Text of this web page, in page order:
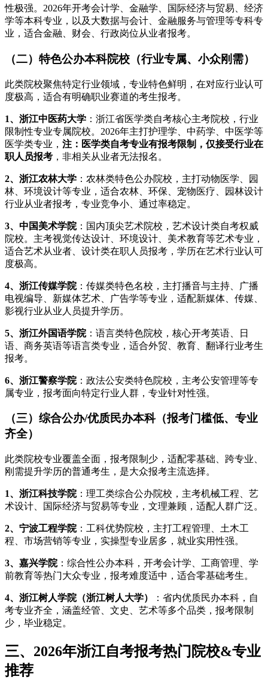
性极强。2026年开考会计学、金融学、国际经济与贸易、经济
学等本科专业，以及大数据与会计、金融服务与管理等专科专
业，适合金融、财会、行政岗位从业者报考。
（二）特色公办本科院校（行业专属、小众刚需）
此类院校聚焦特定行业领域，专业特色鲜明，在对应行业认可
度极高，适合有明确职业赛道的考生报考。
1、浙江中医药大学 ：浙江省医学类自考核心主考院校，行业
限制性专业专属院校。2026年主打护理学、中药学、中医学等
医学类专业， 注：医学类自考专业有报考限制，仅接受行业在
职人员报考 ，非相关从业者无法报名。
2、浙江农林大学 ：农林类特色公办院校，主打动物医学、园
林、环境设计等专业，适合农林、环保、宠物医疗、园林设计
行业从业者报考，专业竞争小、通过率稳定。
3、中国美术学院：国内顶尖艺术院校，艺术设计类自考权威
院校。主考视觉传达设计、环境设计、美术教育等艺术专业，
适合艺术从业者、设计类在职人员报考，学历在艺术行业认可
度极高。
4、浙江传媒学院：传媒类特色名校，主打播音与主持、广播
电视编导、新媒体艺术、广告学等专业，适配新媒体、传媒、
影视行业从业人员提升学历。
5、浙江外国语学院：语言类特色院校，核心开考英语、日
语、商务英语等语言类专业，适合外贸、教育、翻译行业考生
报考。
6、浙江警察学院：政法公安类特色院校，主考公安管理等专
属专业，报考面向特定行业人群，专业针对性强。
（三）综合公办/优质民办本科（报考门槛低、专业
齐全）
此类院校专业覆盖全面，报考限制少，适配零基础、跨专业、
刚需提升学历的普通考生，是大众报考主流选择。
1、浙江科技学院：理工类综合公办院校，主考机械工程、艺
术设计、国际经济与贸易等专业，文理兼顾，适配人群广泛。
2、宁波工程学院：工科优势院校，主打工程管理、土木工
程、市场营销等专业，实操型专业居多，就业实用性强。
3、嘉兴学院：综合性公办本科，开考会计学、工商管理、学
前教育等热门大众专业，报考难度适中，适合零基础考生。
4、浙江树人学院（浙江树人大学）
：省内优质民办本科，自
考专业齐全，涵盖经管、文史、艺术等多个品类，报考限制
少，毕业稳定。
三、2026年浙江自考报考热门院校&专业
推荐